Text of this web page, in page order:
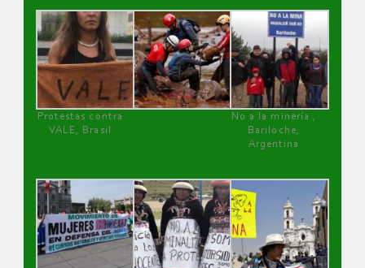
Protestas contra
VALE, Brasil
No a la minería ,
Bariloche,
Argentina